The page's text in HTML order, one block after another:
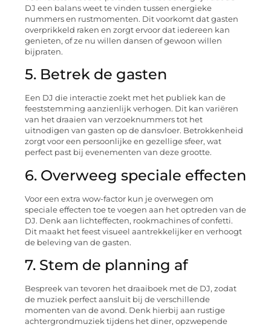
DJ een balans weet te vinden tussen energieke
nummers en rustmomenten. Dit voorkomt dat gasten
overprikkeld raken en zorgt ervoor dat iedereen kan
genieten, of ze nu willen dansen of gewoon willen
bijpraten.
5. Betrek de gasten
Een DJ die interactie zoekt met het publiek kan de
feeststemming aanzienlijk verhogen. Dit kan variëren
van het draaien van verzoeknummers tot het
uitnodigen van gasten op de dansvloer. Betrokkenheid
zorgt voor een persoonlijke en gezellige sfeer, wat
perfect past bij evenementen van deze grootte.
6. Overweeg speciale effecten
Voor een extra wow-factor kun je overwegen om
speciale effecten toe te voegen aan het optreden van de
DJ. Denk aan lichteffecten, rookmachines of confetti.
Dit maakt het feest visueel aantrekkelijker en verhoogt
de beleving van de gasten.
7. Stem de planning af
Bespreek van tevoren het draaiboek met de DJ, zodat
de muziek perfect aansluit bij de verschillende
momenten van de avond. Denk hierbij aan rustige
achtergrondmuziek tijdens het diner, opzwepende